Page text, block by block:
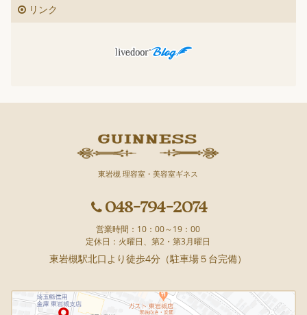
リンク
東岩槻 理容室・美容室ギネス
048-794-2074
営業時間：10：00～19：00
定休日：火曜日、第2・第3月曜日
東岩槻駅北口より徒歩4分（駐車場５台完備）